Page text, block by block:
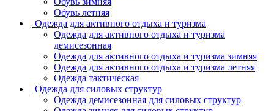
Обувь летняя
Одежда для активного отдыха и туризма
Одежда для активного отдыха и туризма
демисезонная
Одежда для активного отдыха и туризма зимняя
Одежда для активного отдыха и туризма летняя
Одежда тактическая
Одежда для силовых структур
Одежда демисезонная для силовых структур